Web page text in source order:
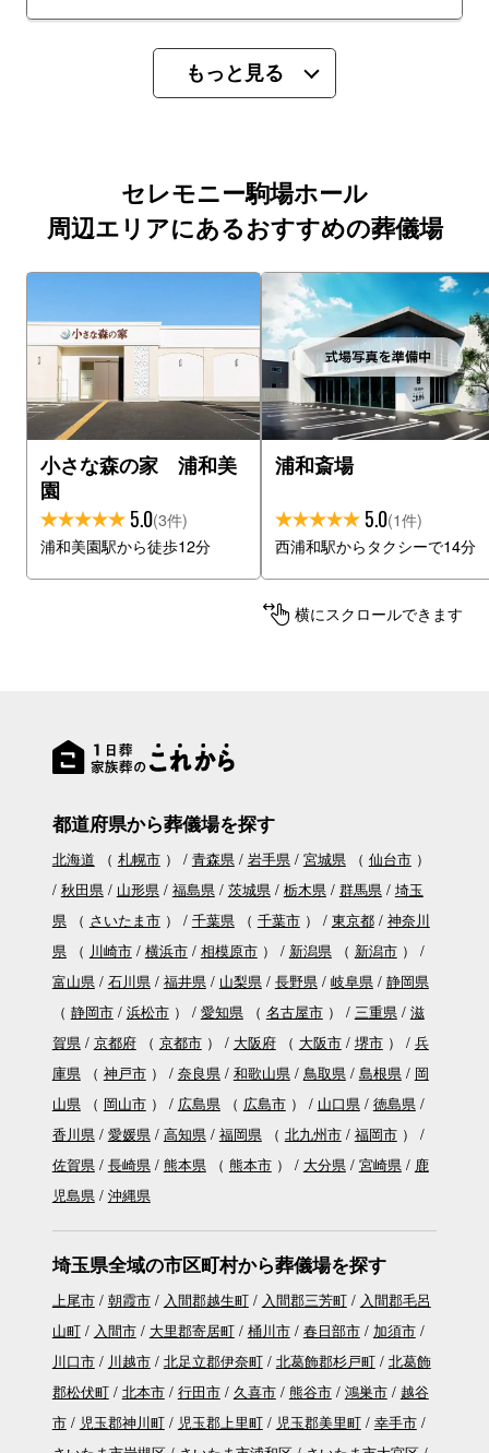
もっと見る
セレモニー駒場ホール
周辺エリアにあるおすすめの葬儀場
小さな森の家 浦和美
園
5.0(3件)
浦和美園駅から徒歩12分
浦和斎場
5.0(1件)
西浦和駅からタクシーで14分
横にスクロールできます
都道府県から葬儀場を探す
北海道 （ 札幌市） 青森県 岩手県 宮城県（ 仙台市）
秋田県
山形県 福島県 茨城県 栃木県 群馬県
埼玉
県（ さいたま市） 千葉県（ 千葉市） 東京都
神奈川
県（ 川崎市 横浜市 相模原市） 新潟県（ 新潟市）
富山県
石川県 福井県 山梨県 長野県 岐阜県
静岡県
（ 静岡市 浜松市） 愛知県（ 名古屋市） 三重県
滋
賀県
京都府（ 京都市） 大阪府（ 大阪市 堺市）
兵
庫県（ 神戸市） 奈良県 和歌山県 鳥取県 島根県
岡
山県（ 岡山市） 広島県（ 広島市） 山口県
徳島県
香川県
愛媛県 高知県 福岡県（ 北九州市 福岡市）
佐賀県
長崎県 熊本県（ 熊本市） 大分県 宮崎県
鹿
児島県
沖縄県
埼玉県全域の市区町村から葬儀場を探す
上尾市 朝霞市 入間郡越生町 入間郡三芳町
入間郡毛呂
山町
入間市 大里郡寄居町 桶川市 春日部市
加須市
川口市
川越市 北足立郡伊奈町 北葛飾郡杉戸町
北葛飾
郡松伏町
北本市 行田市 久喜市 熊谷市 鴻巣市
越谷
市
児玉郡神川町 児玉郡上里町 児玉郡美里町
幸手市